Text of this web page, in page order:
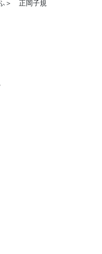
＞ 正岡子規